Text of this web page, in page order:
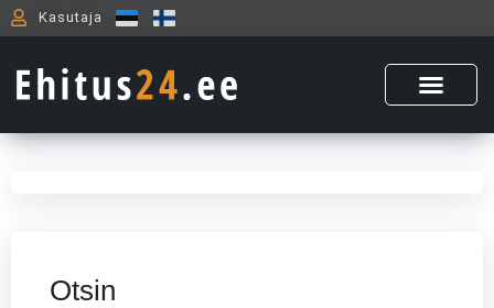
Skip
to
Kasutaja
Otsin